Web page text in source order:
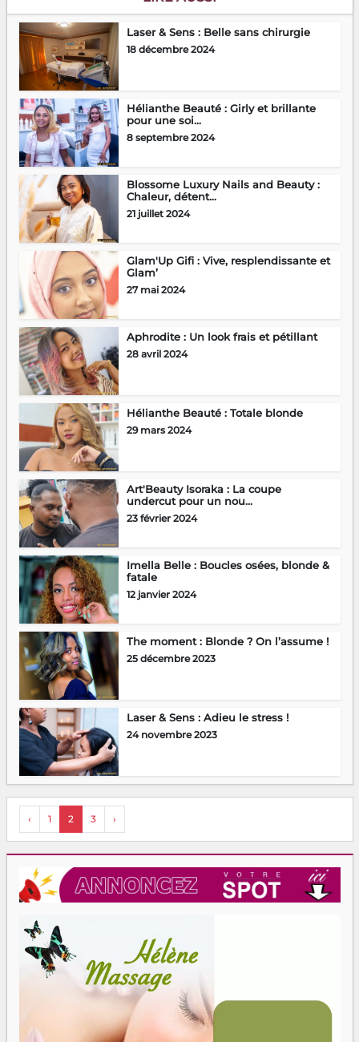
Laser & Sens : Belle sans chirurgie
18 décembre 2024
Hélianthe Beauté : Girly et brillante
pour une soi...
8 septembre 2024
Blossome Luxury Nails and Beauty :
Chaleur, détent...
21 juillet 2024
Glam'Up Gifi : Vive, resplendissante et
Glam’
27 mai 2024
Aphrodite : Un look frais et pétillant
28 avril 2024
Hélianthe Beauté : Totale blonde
29 mars 2024
Art'Beauty Isoraka : La coupe
undercut pour un nou...
23 février 2024
Imella Belle : Boucles osées, blonde &
fatale
12 janvier 2024
The moment : Blonde ? On l’assume !
25 décembre 2023
Laser & Sens : Adieu le stress !
24 novembre 2023
‹ 1 2 3 ›